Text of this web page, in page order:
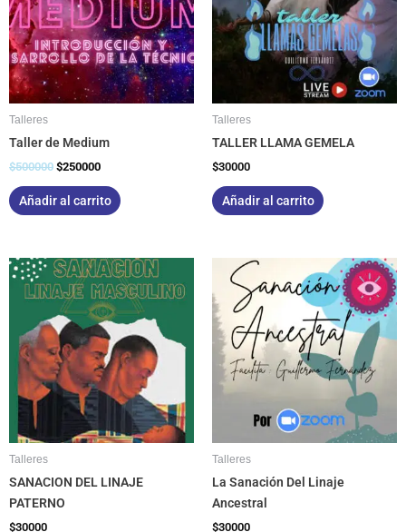
Talleres
Taller de Medium
$500000 $250000
Añadir al carrito
Talleres
TALLER LLAMA GEMELA
$30000
Añadir al carrito
Talleres
SANACION DEL LINAJE
PATERNO
$30000
Talleres
La Sanación Del Linaje
Ancestral
$30000